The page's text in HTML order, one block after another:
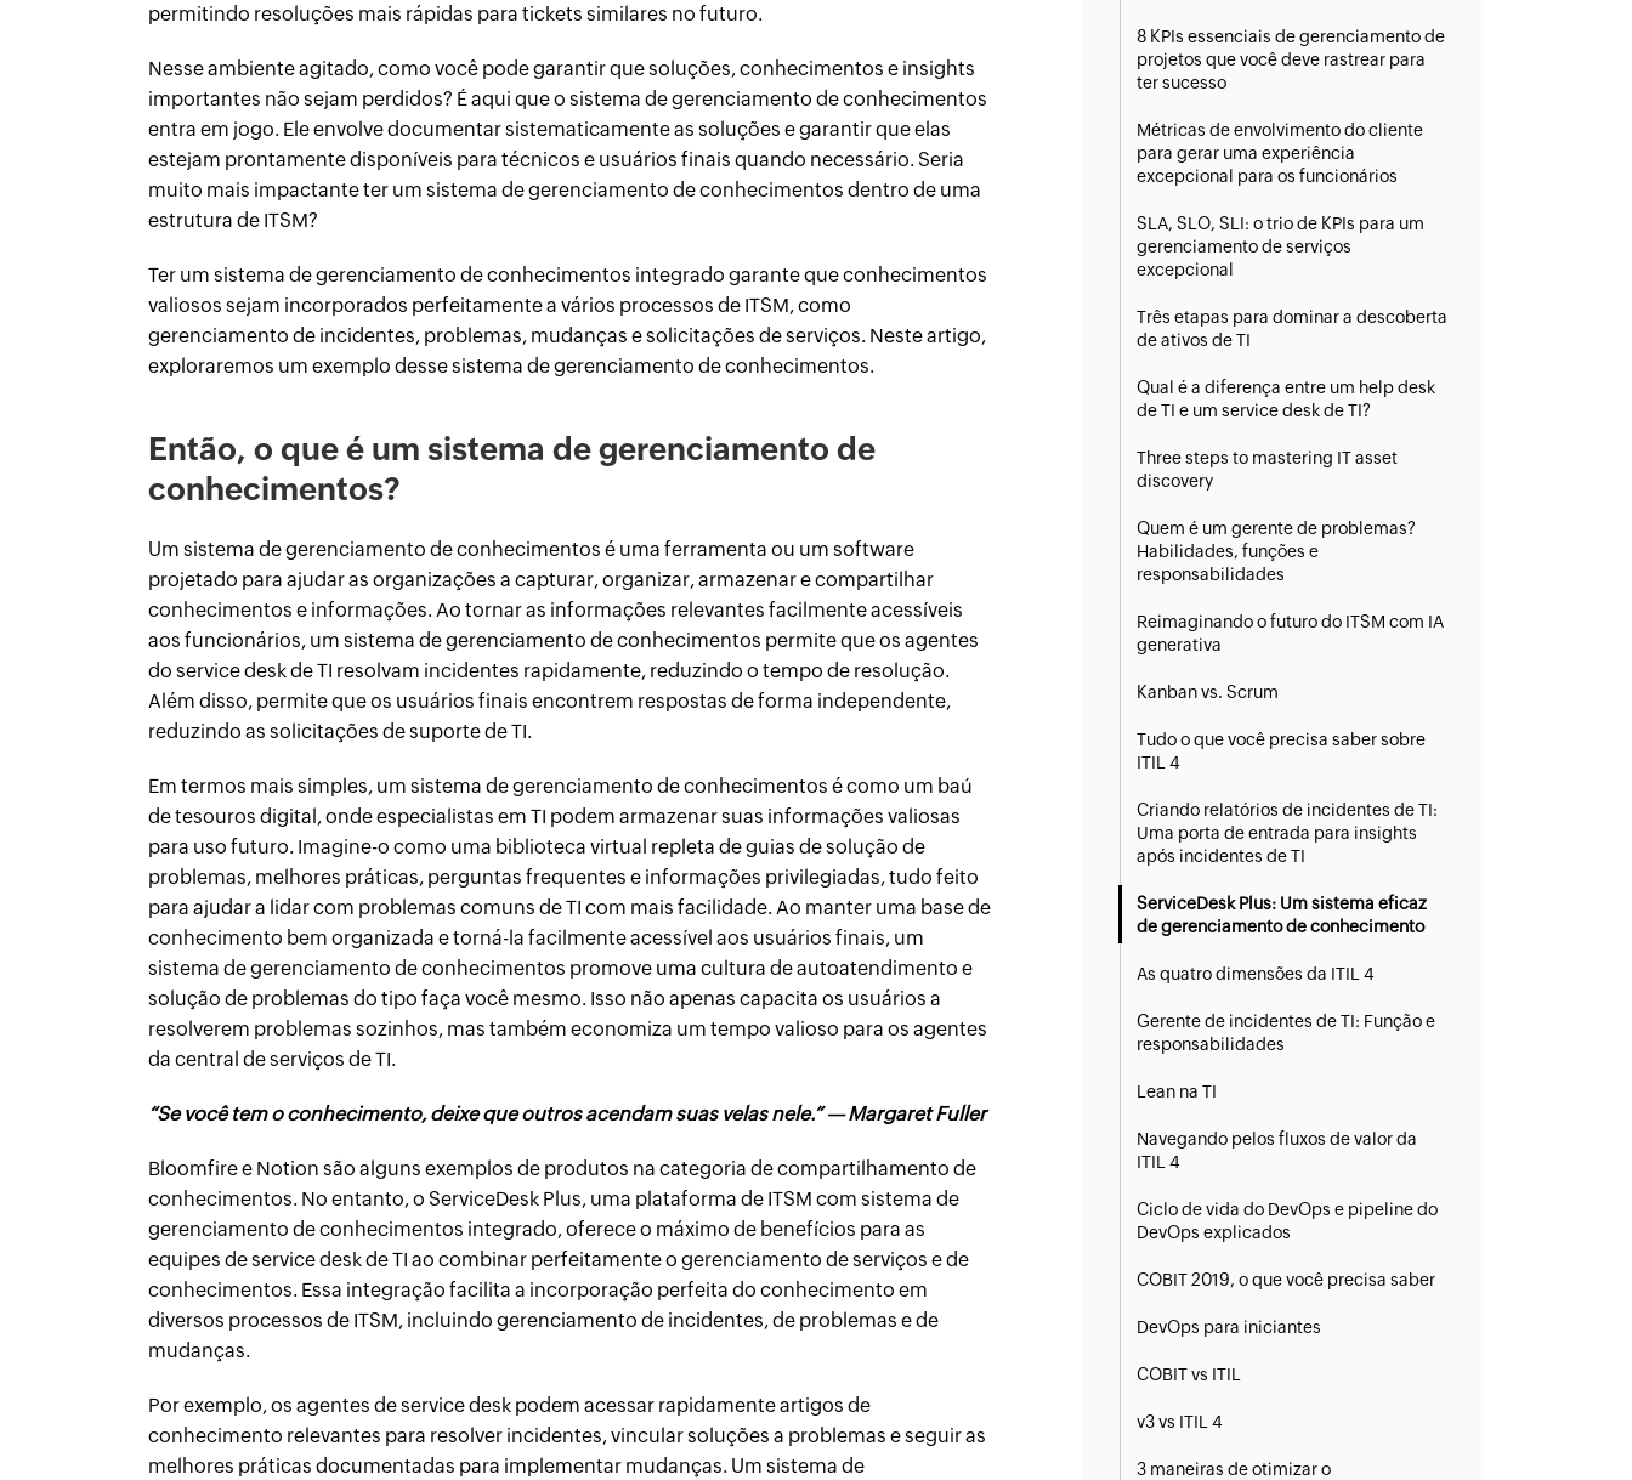
permitindo resoluções mais rápidas para tickets similares no futuro.
Nesse ambiente agitado, como você pode garantir que soluções, conhecimentos e insights
importantes não sejam perdidos? É aqui que o sistema de gerenciamento de conhecimentos
entra em jogo. Ele envolve documentar sistematicamente as soluções e garantir que elas
estejam prontamente disponíveis para técnicos e usuários finais quando necessário. Seria
muito mais impactante ter um sistema de gerenciamento de conhecimentos dentro de uma
estrutura de ITSM?
Ter um sistema de gerenciamento de conhecimentos integrado garante que conhecimentos
valiosos sejam incorporados perfeitamente a vários processos de ITSM, como
gerenciamento de incidentes, problemas, mudanças e solicitações de serviços. Neste artigo,
exploraremos um exemplo desse sistema de gerenciamento de conhecimentos.
Então, o que é um sistema de gerenciamento de
conhecimentos?
Um sistema de gerenciamento de conhecimentos é uma ferramenta ou um software
projetado para ajudar as organizações a capturar, organizar, armazenar e compartilhar
conhecimentos e informações. Ao tornar as informações relevantes facilmente acessíveis
aos funcionários, um sistema de gerenciamento de conhecimentos permite que os agentes
do service desk de TI resolvam incidentes rapidamente, reduzindo o tempo de resolução.
Além disso, permite que os usuários finais encontrem respostas de forma independente,
reduzindo as solicitações de suporte de TI.
Em termos mais simples, um sistema de gerenciamento de conhecimentos é como um baú
de tesouros digital, onde especialistas em TI podem armazenar suas informações valiosas
para uso futuro. Imagine-o como uma biblioteca virtual repleta de guias de solução de
problemas, melhores práticas, perguntas frequentes e informações privilegiadas, tudo feito
para ajudar a lidar com problemas comuns de TI com mais facilidade. Ao manter uma base de
conhecimento bem organizada e torná-la facilmente acessível aos usuários finais, um
sistema de gerenciamento de conhecimentos promove uma cultura de autoatendimento e
solução de problemas do tipo faça você mesmo. Isso não apenas capacita os usuários a
resolverem problemas sozinhos, mas também economiza um tempo valioso para os agentes
da central de serviços de TI.
“Se você tem o conhecimento, deixe que outros acendam suas velas nele.” — Margaret Fuller
Bloomfire e Notion são alguns exemplos de produtos na categoria de compartilhamento de
conhecimentos. No entanto, o ServiceDesk Plus, uma plataforma de ITSM com sistema de
gerenciamento de conhecimentos integrado, oferece o máximo de benefícios para as
equipes de service desk de TI ao combinar perfeitamente o gerenciamento de serviços e de
conhecimentos. Essa integração facilita a incorporação perfeita do conhecimento em
diversos processos de ITSM, incluindo gerenciamento de incidentes, de problemas e de
mudanças.
Por exemplo, os agentes de service desk podem acessar rapidamente artigos de
conhecimento relevantes para resolver incidentes, vincular soluções a problemas e seguir as
melhores práticas documentadas para implementar mudanças. Um sistema de
8 KPIs essenciais de gerenciamento de
projetos que você deve rastrear para
ter sucesso
Métricas de envolvimento do cliente
para gerar uma experiência
excepcional para os funcionários
SLA, SLO, SLI: o trio de KPIs para um
gerenciamento de serviços
excepcional
Três etapas para dominar a descoberta
de ativos de TI
Qual é a diferença entre um help desk
de TI e um service desk de TI?
Three steps to mastering IT asset
discovery
Quem é um gerente de problemas?
Habilidades, funções e
responsabilidades
Reimaginando o futuro do ITSM com IA
generativa
Kanban vs. Scrum
Tudo o que você precisa saber sobre
ITIL 4
Criando relatórios de incidentes de TI:
Uma porta de entrada para insights
após incidentes de TI
ServiceDesk Plus: Um sistema eficaz
de gerenciamento de conhecimento
As quatro dimensões da ITIL 4
Gerente de incidentes de TI: Função e
responsabilidades
Lean na TI
Navegando pelos fluxos de valor da
ITIL 4
Ciclo de vida do DevOps e pipeline do
DevOps explicados
COBIT 2019, o que você precisa saber
DevOps para iniciantes
COBIT vs ITIL
v3 vs ITIL 4
3 maneiras de otimizar o